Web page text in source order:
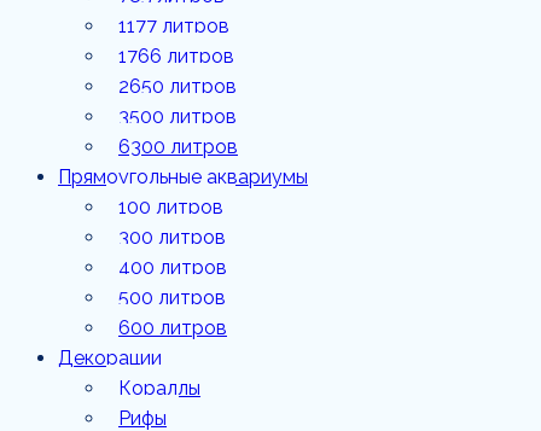
3500
литров
6300
литров
1177 литров
1766 литров
2650 литров
3500 литров
6300 литров
Прямоугольные аквариумы
100 литров
300 литров
400 литров
500 литров
600 литров
Декорации
Кораллы
Рифы